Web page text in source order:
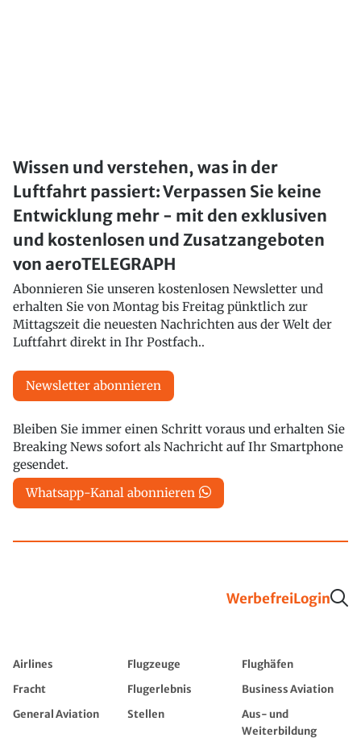
Wissen und verstehen, was in der
Luftfahrt passiert: Verpassen Sie keine
Entwicklung mehr - mit den exklusiven
und kostenlosen und Zusatzangeboten
von aeroTELEGRAPH
Abonnieren Sie unseren kostenlosen Newsletter und
erhalten Sie von Montag bis Freitag pünktlich zur
Mittagszeit die neuesten Nachrichten aus der Welt der
Luftfahrt direkt in Ihr Postfach..
Newsletter abonnieren
Bleiben Sie immer einen Schritt voraus und erhalten Sie
Breaking News sofort als Nachricht auf Ihr Smartphone
gesendet.
Whatsapp-Kanal abonnieren
WerbefreiLogin
Airlines Flugzeuge
Flughäfen
Fracht
Flugerlebnis
Business Aviation
General Aviation
Stellen
Aus- und
Weiterbildung